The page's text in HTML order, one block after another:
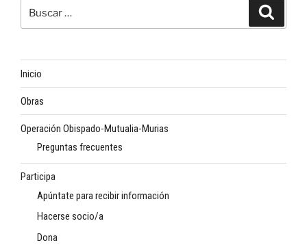
por:
Inicio
Obras
Operación Obispado-Mutualia-Murias
Preguntas frecuentes
Participa
Apúntate para recibir información
Hacerse socio/a
Dona